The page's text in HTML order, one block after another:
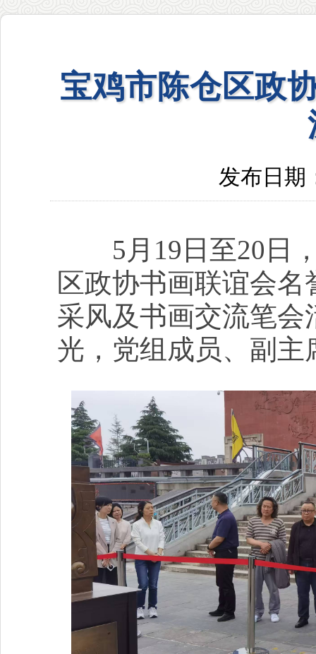
宝鸡市陈仓区政
发布日期
5月19日至20日，
区政协书画联谊会
采风及书画交流笔
光，党组成员、副主